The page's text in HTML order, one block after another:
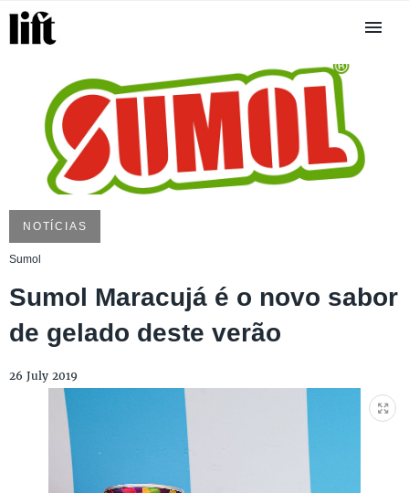
NOTÍCIAS
Sumol
Sumol Maracujá é o novo sabor
de gelado deste verão
26 July 2019